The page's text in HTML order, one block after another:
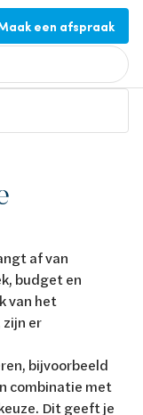
een afspraak
af van
budget en
van het
er
bijvoorbeeld
combinatie met
Dit geeft je